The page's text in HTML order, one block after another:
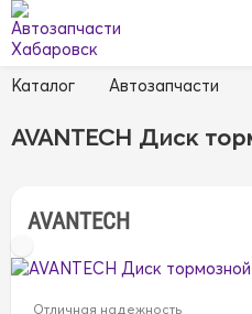
Каталог Автозапчасти
AVANTECH Диск
AVANTECH
Отличная надежность